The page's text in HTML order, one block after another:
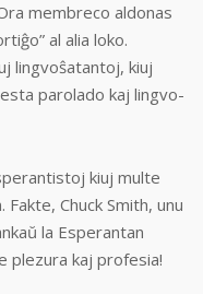
membreco aldonas
al alia loko.
lingvoŝatantoj, kiuj
parolado kaj lingvo-
kiuj multe
Chuck Smith, unu
la Esperantan
plezura kaj profesia!